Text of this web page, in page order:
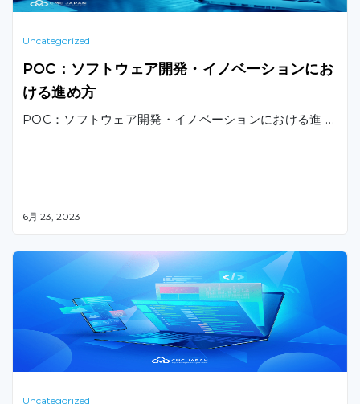
Uncategorized
POC：ソフトウェア開発・イノベーションにお
ける進め方
POC：ソフトウェア開発・イノベーションにおける進 …
6月 23, 2023
Uncategorized